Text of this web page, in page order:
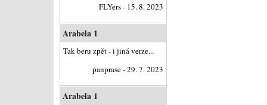
FLYers - 15. 8. 2023
Arabela 1
Tak beru zpět - i jiná verze...
panprase - 29. 7. 2023
Arabela 1